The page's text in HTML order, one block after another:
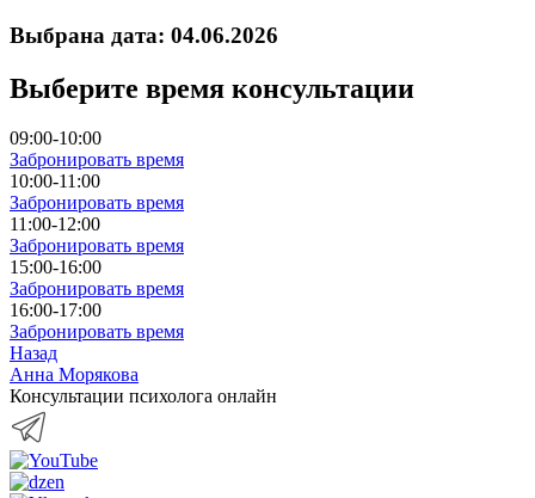
Выбрана дата: 04.06.2026
Выберите время консультации
09:00-10:00
Забронировать время
10:00-11:00
Забронировать время
11:00-12:00
Забронировать время
15:00-16:00
Забронировать время
16:00-17:00
Забронировать время
Назад
Анна Морякова
Консультации психолога онлайн